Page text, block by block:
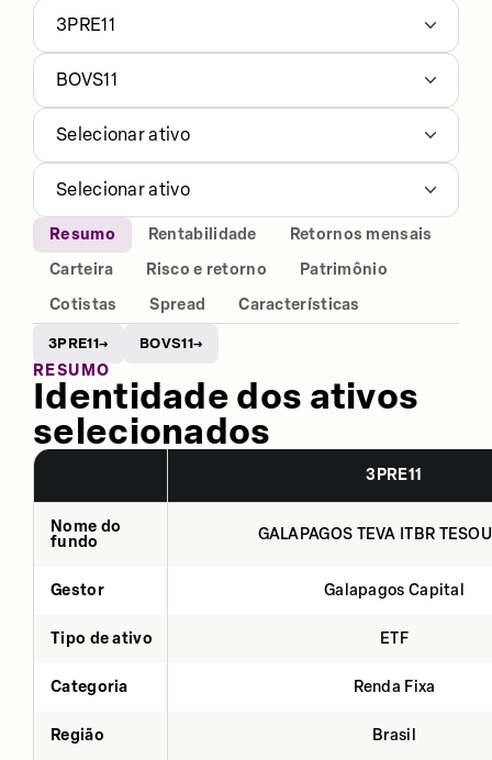
3PRE11
BOVS11
Selecionar ativo
Selecionar ativo
Resumo Rentabilidade
Retornos mensais
Carteira
Risco e retorno
Patrimônio
Cotistas
Spread Características
3PRE11→ BOVS11→
RESUMO
Identidade dos ativos
selecionados
3PRE11
Nome do
fundo
GALAPAGOS TEVA ITBR
Gestor Galapagos Capital
Tipo de ativo ETF
Categoria Renda Fixa
Região Brasil